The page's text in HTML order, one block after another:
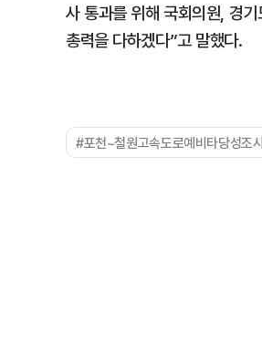
사 통과를 위해 국회의원, 경
총력을 다하겠다”고 말했다.
#포천~철원고속도로예비타당성조